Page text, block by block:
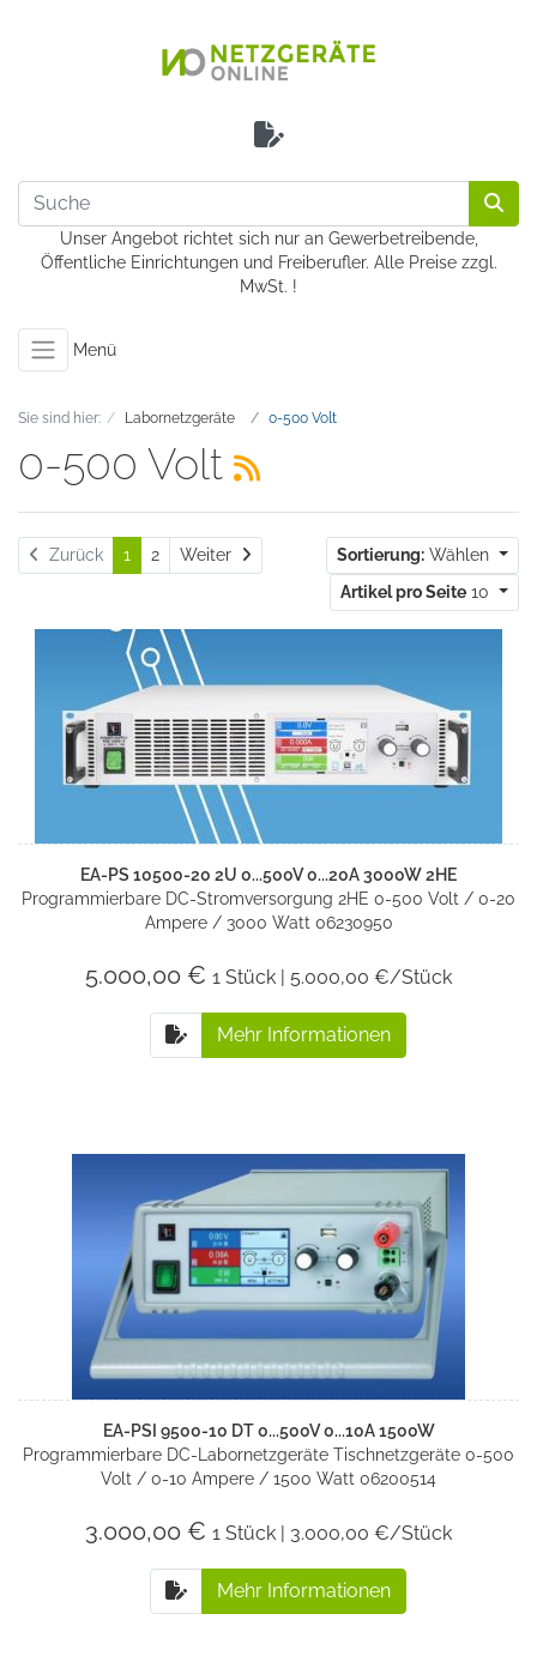
Unser Angebot richtet sich nur an Gewerbetreibende,
Öffentliche Einrichtungen und Freiberufler. Alle Preise zzgl.
MwSt. !
Menü
Sie sind hier: Labornetzgeräte 0-500 Volt
0-500 Volt
Zurück 1 2 Weiter Sortierung: Wählen
Artikel pro Seite 10
EA-PS 10500-20 2U 0...500V 0...20A 3000W 2HE
Programmierbare DC-Stromversorgung 2HE 0-500 Volt / 0-20
Ampere / 3000 Watt 06230950
5.000,00 € 1 Stück | 5.000,00 €/Stück
Mehr Informationen
EA-PSI 9500-10 DT 0...500V 0...10A 1500W
Programmierbare DC-Labornetzgeräte Tischnetzgeräte 0-500
Volt / 0-10 Ampere / 1500 Watt 06200514
3.000,00 € 1 Stück | 3.000,00 €/Stück
Mehr Informationen